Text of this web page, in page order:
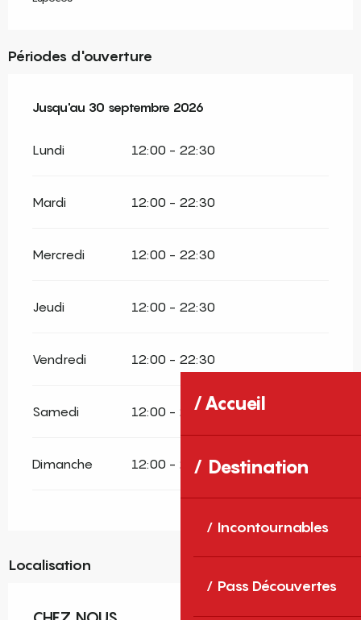
Accueil
Destination
Incontournables
Pass Découvertes
Périodes d'ouverture
Du1 janvier 2026au30 septembre 2026
Jusqu'au 30 septembre 2026
Lundi 12:00 - 22:30
Mardi 12:00 - 22:30
Mercredi 12:00 - 22:30
Jeudi 12:00 - 22:30
Vendredi 12:00 - 22:30
Samedi 12:00 - 22:30
Dimanche 12:00 - 22:30
Localisation